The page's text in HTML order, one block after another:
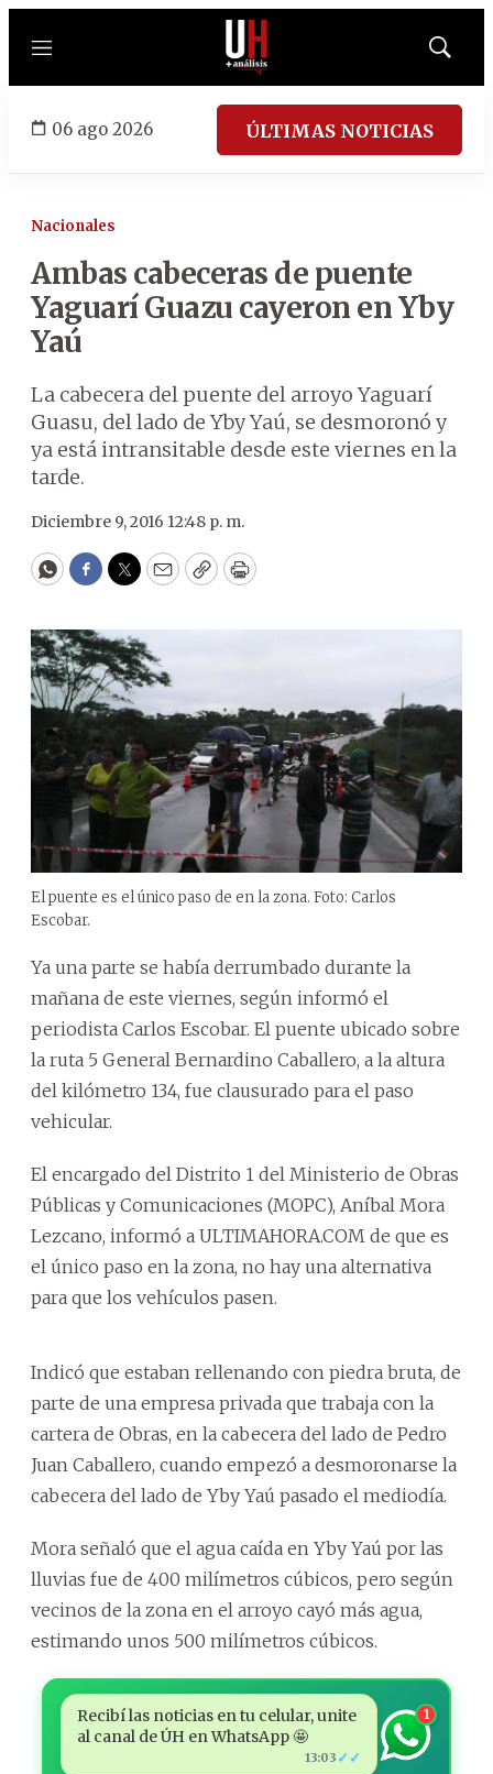
Menú
Mostrar
06 ago 2026 ÚLTIMAS NOTICIAS
Nacionales
Ambas cabeceras de puente
Yaguarí Guazu cayeron en Yby
Yaú
La cabecera del puente del arroyo Yaguarí
Guasu, del lado de Yby Yaú, se desmoronó y
ya está intransitable desde este viernes en la
tarde.
Diciembre 9, 2016 12:48 p. m.
WhatsApp
Facebook
Twitter
EmailCopyPrint
El puente es el único paso de en la zona. Foto: Carlos
Escobar.
Ya una parte se había derrumbado durante la
mañana de este viernes, según informó el
periodista Carlos Escobar. El puente ubicado sobre
la ruta 5 General Bernardino Caballero, a la altura
del kilómetro 134, fue clausurado para el paso
vehicular.
El encargado del Distrito 1 del Ministerio de Obras
Públicas y Comunicaciones (MOPC), Aníbal Mora
Lezcano, informó a ULTIMAHORA.COM de que es
el único paso en la zona, no hay una alternativa
para que los vehículos pasen.
Indicó que estaban rellenando con piedra bruta, de
parte de una empresa privada que trabaja con la
cartera de Obras, en la cabecera del lado de Pedro
Juan Caballero, cuando empezó a desmoronarse la
cabecera del lado de Yby Yaú pasado el mediodía.
Mora señaló que el agua caída en Yby Yaú por las
lluvias fue de 400 milímetros cúbicos, pero según
vecinos de la zona en el arroyo cayó más agua,
estimando unos 500 milímetros cúbicos.
Recibí las noticias en tu celular, unite
al canal de ÚH en WhatsApp 🤩
13:03 ✓✓
1